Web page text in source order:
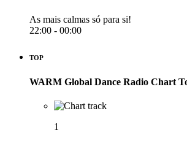
As mais calmas só para si!
22:00 - 00:00
TOP
WARM Global Dance Radio Chart
1